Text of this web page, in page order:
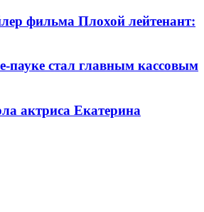
фильма Плохой лейтенант:
пауке стал главным кассовым
актриса Екатерина